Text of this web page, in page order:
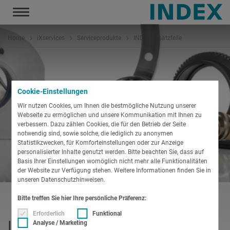
Cookie-Einstellungen
Wir nutzen Cookies, um Ihnen die bestmögliche Nutzung unserer
Webseite zu ermöglichen und unsere Kommunikation mit Ihnen zu
verbessern. Dazu zählen Cookies, die für den Betrieb der Seite
notwendig sind, sowie solche, die lediglich zu anonymen
Statistikzwecken, für Komforteinstellungen oder zur Anzeige
personalisierter Inhalte genutzt werden. Bitte beachten Sie, dass auf
Basis Ihrer Einstellungen womöglich nicht mehr alle Funktionalitäten
der Website zur Verfügung stehen. Weitere Informationen finden Sie in
unseren Datenschutzhinweisen.
Bitte treffen Sie hier Ihre persönliche Präferenz:
Erforderlich
Funktional
Analyse / Marketing
Toggle
navigation
Home iXservices Serviceprodukte INDEX Ersatzteile
INDEX Ersatzteile